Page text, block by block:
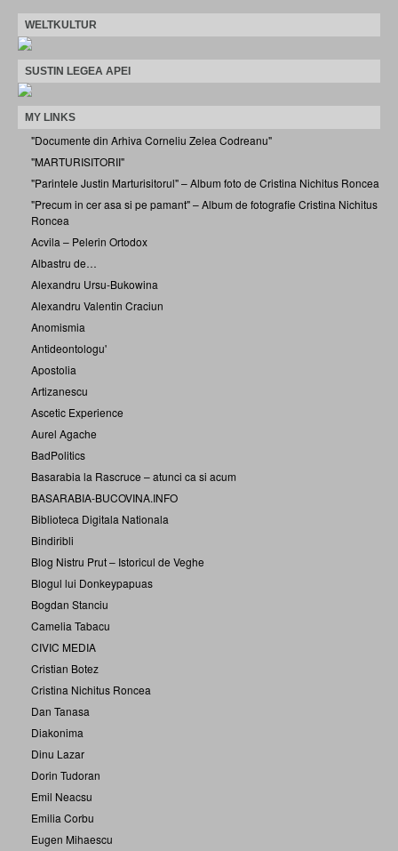
WELTKULTUR
SUSTIN LEGEA APEI
MY LINKS
"Documente din Arhiva Corneliu Zelea Codreanu"
"MARTURISITORII"
"Parintele Justin Marturisitorul" – Album foto de Cristina Nichitus Roncea
"Precum in cer asa si pe pamant" – Album de fotografie Cristina Nichitus
Roncea
Acvila – Pelerin Ortodox
Albastru de…
Alexandru Ursu-Bukowina
Alexandru Valentin Craciun
Anomismia
Antideontologu'
Apostolia
Artizanescu
Ascetic Experience
Aurel Agache
BadPolitics
Basarabia la Rascruce – atunci ca si acum
BASARABIA-BUCOVINA.INFO
Biblioteca Digitala Nationala
Bindiribli
Blog Nistru Prut – Istoricul de Veghe
Blogul lui Donkeypapuas
Bogdan Stanciu
Camelia Tabacu
CIVIC MEDIA
Cristian Botez
Cristina Nichitus Roncea
Dan Tanasa
Diakonima
Dinu Lazar
Dorin Tudoran
Emil Neacsu
Emilia Corbu
Eugen Mihaescu